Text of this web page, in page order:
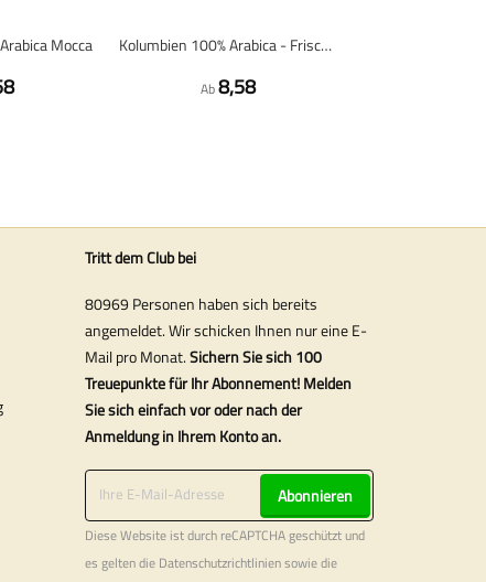
Mocca Kolumbien 100% Arabica - Frisch geröstete Kaffeebohnen
Ab8,58
Tritt dem Club bei
80969 Personen haben sich bereits
angemeldet. Wir schicken Ihnen nur eine E-
Mail pro Monat.Sichern Sie sich 100
Treuepunkte für Ihr Abonnement! Melden
Sie sich einfach vor oder nach der
Anmeldung in Ihrem Konto an.
Abonnieren
Diese Website ist durch reCAPTCHA geschützt und
es gelten die Datenschutzrichtliniensowie die